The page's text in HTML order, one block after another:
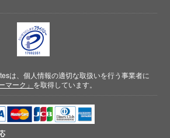
は、個人情報の適切な取扱いを行う事業者に
マーク」 を取得しています。